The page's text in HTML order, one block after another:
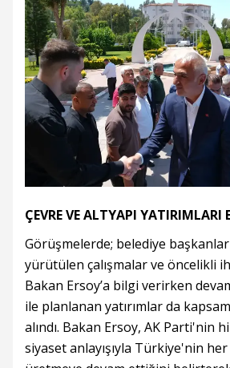
ÇEVRE VE ALTYAPI YATIRIMLARI
Görüşmelerde; belediye
yürütülen çalışmalar ve öncelikli
Bakan Ersoy’a bilgi verirken
ile planlanan yatırımlar da
alındı. Bakan Ersoy, AK Parti'nin
siyaset anlayışıyla Türkiye'nin